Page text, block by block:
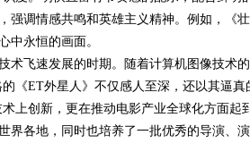
强调情感共鸣和英雄主义精神。例如，《
中永恒的画面。
术飞速发展的时期。随着计算机图像技术
《ET外星人》不仅感人至深，还以其逼
上创新，更在推动电影产业全球化方面
界各地，同时也培养了一批优秀的导演、演